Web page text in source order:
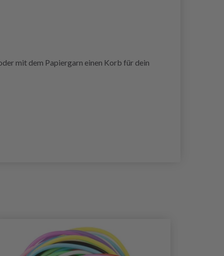
mit dem Papiergarn einen Korb für dein